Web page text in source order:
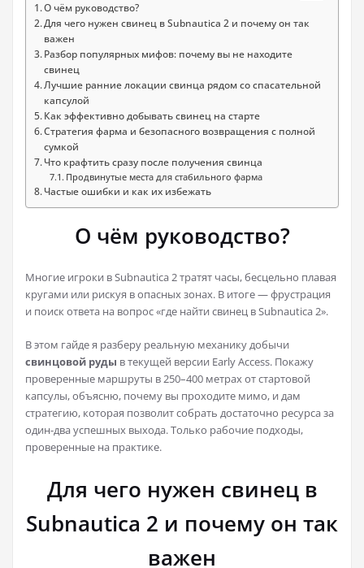
О чём руководство?
Для чего нужен свинец в Subnautica 2 и почему он так
важен
Разбор популярных мифов: почему вы не находите
свинец
Лучшие ранние локации свинца рядом со спасательной
капсулой
Как эффективно добывать свинец на старте
Стратегия фарма и безопасного возвращения с полной
сумкой
Что крафтить сразу после получения свинца
Продвинутые места для стабильного фарма
Частые ошибки и как их избежать
О чём руководство?
Многие игроки в Subnautica 2 тратят часы, бесцельно плавая
кругами или рискуя в опасных зонах. В итоге — фрустрация
и поиск ответа на вопрос «где найти свинец в Subnautica 2».
В этом гайде я разберу реальную механику добычи
свинцовой руды в текущей версии Early Access. Покажу
проверенные маршруты в 250–400 метрах от стартовой
капсулы, объясню, почему вы проходите мимо, и дам
стратегию, которая позволит собрать достаточно ресурса за
один-два успешных выхода. Только рабочие подходы,
проверенные на практике.
Для чего нужен свинец в
Subnautica 2 и почему он так
важен